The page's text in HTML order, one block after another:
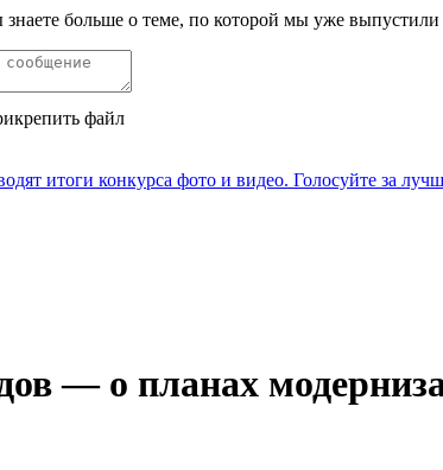
знаете больше о теме, по которой мы уже
файл
итоги конкурса фото и видео. Голосуйте за
— о планах